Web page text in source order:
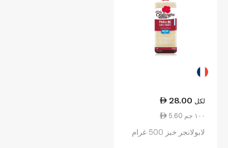
28.00 لكل
5.60 ١٠٠ جم
لابولانجر خبز 500 غرام